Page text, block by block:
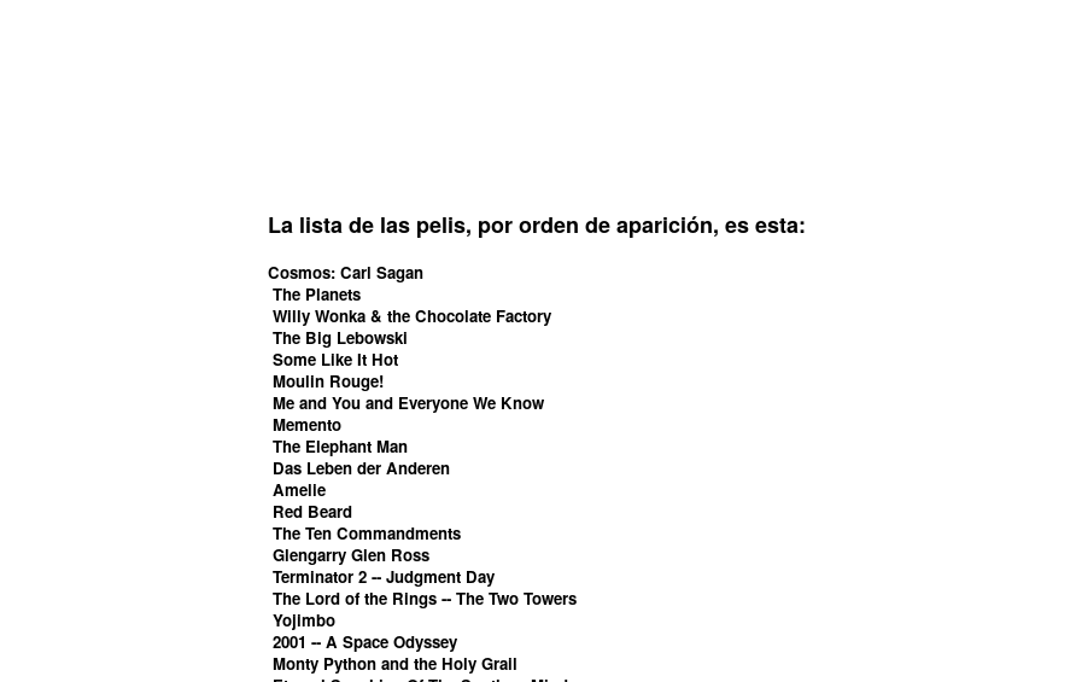
La lista de las pelis, por orden de aparición, es esta:
Cosmos: Carl Sagan
The Planets
Willy Wonka & the Chocolate Factory
The Big Lebowski
Some Like It Hot
Moulin Rouge!
Me and You and Everyone We Know
Memento
The Elephant Man
Das Leben der Anderen
Amelie
Red Beard
The Ten Commandments
Glengarry Glen Ross
Terminator 2 -- Judgment Day
The Lord of the Rings -- The Two Towers
Yojimbo
2001 -- A Space Odyssey
Monty Python and the Holy Grail